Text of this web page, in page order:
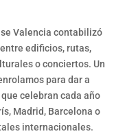
Valencia contabilizó
edificios, rutas,
o conciertos. Un
para dar a
celebran cada año
Madrid, Barcelona o
internacionales.